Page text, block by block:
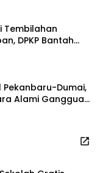
Tembilahan
DPKP Bantah
Dumai,
Alami Gangguan